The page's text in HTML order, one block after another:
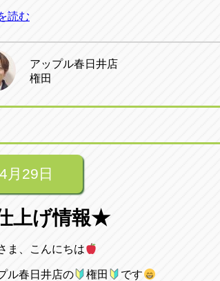
読む
アップル春日井店
権田
月29日
上げ情報★
ま、こんにちは
ル春日井店の 権田 です